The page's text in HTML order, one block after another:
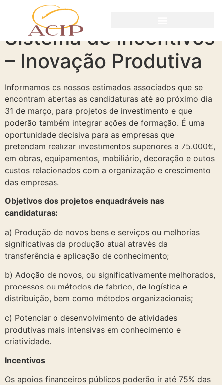
Sistema de Incentivos
– Inovação Produtiva
Informamos os nossos estimados associados que se
encontram abertas as candidaturas até ao próximo dia
31 de março, para projetos de investimento e que
poderão também integrar ações de formação. É uma
oportunidade decisiva para as empresas que
pretendam realizar investimentos superiores a 75.000€,
em obras, equipamentos, mobiliário, decoração e outos
custos relacionados com a organização e crescimento
das empresas.
Objetivos dos projetos enquadráveis nas
candidaturas:
a) Produção de novos bens e serviços ou melhorias
significativas da produção atual através da
transferência e aplicação de conhecimento;
b) Adoção de novos, ou significativamente melhorados,
processos ou métodos de fabrico, de logística e
distribuição, bem como métodos organizacionais;
c) Potenciar o desenvolvimento de atividades
produtivas mais intensivas em conhecimento e
criatividade.
Incentivos
Os apoios financeiros públicos poderão ir até 75% das